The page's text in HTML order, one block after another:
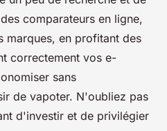
comparateurs en ligne,
marques, en profitant des
correctement vos e-
sans
de vapoter. N'oubliez pas
d'investir et de privilégier